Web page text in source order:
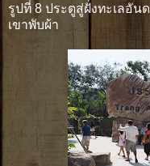
รูปที่ 8 ประตูสู่ฝั่งทะเลอัน
เขาพับผ้า